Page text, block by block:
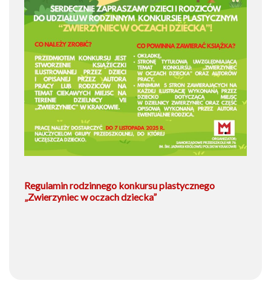
Regulamin rodzinnego konkursu plastycznego
„Zwierzyniec w oczach dziecka”